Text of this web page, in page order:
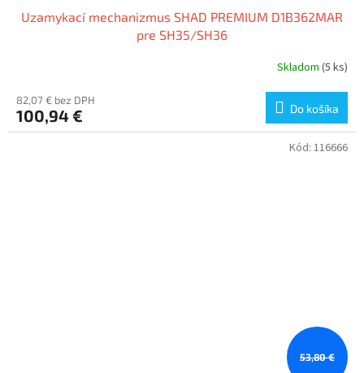
Uzamykací mechanizmus SHAD PREMIUM D1B362MAR
pre SH35/SH36
Skladom (5 ks)
82,07 € bez DPH
100,94 € Do košíka
53,80 €
Kód: 116666